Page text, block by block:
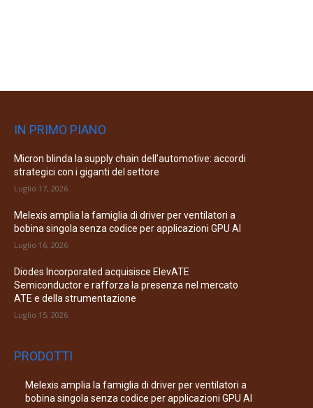
IN PRIMO PIANO
Micron blinda la supply chain dell’automotive: accordi
strategici con i giganti del settore
Luglio 17, 2026
Melexis amplia la famiglia di driver per ventilatori a
bobina singola senza codice per applicazioni GPU AI
Luglio 16, 2026
Diodes Incorporated acquisisce ElevATE
Semiconductor e rafforza la presenza nel mercato
ATE e della strumentazione
Luglio 15, 2026
PRODOTTI
Melexis amplia la famiglia di driver per ventilatori a
bobina singola senza codice per applicazioni GPU AI